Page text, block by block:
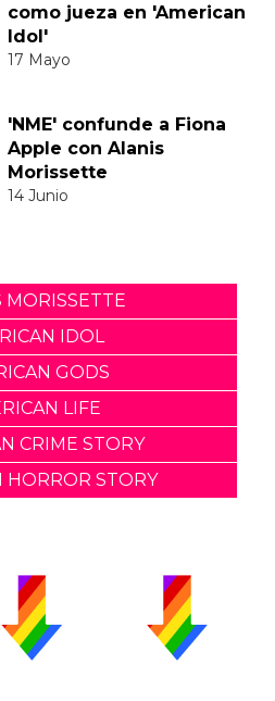
como jueza en 'American
Idol'
17 Mayo
'NME' confunde a Fiona
Apple con Alanis
Morissette
14 Junio
MORISSETTE
IDOL
GODS
LIFE
CRIME STORY
HORROR STORY